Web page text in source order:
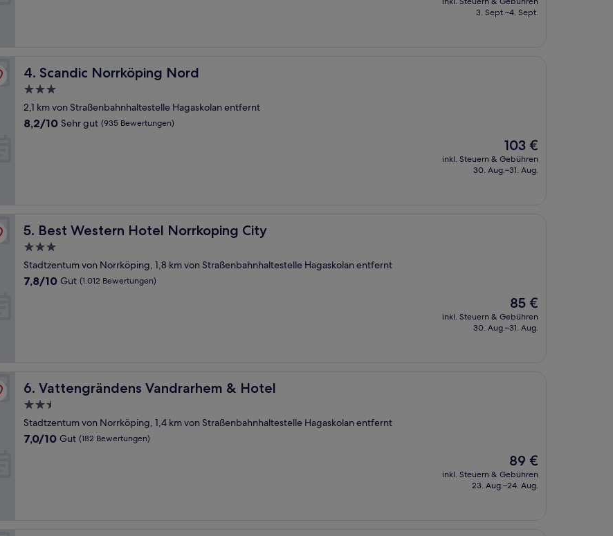
beträgt
3. Sept.–4. Sept.
4. Scandic Norrköping Nord
Scandic Norrköping Nord
3.0-
Sterne-
Unterkunft
2,1 km von Straßenbahnhaltestelle Hagaskolan entfernt
8.2
8,2/10 Sehr gut (935 Bewertungen)
Der
Preis
beträgt
103 €
inkl. Steuern & Gebühren
30. Aug.–31. Aug.
5. Best Western Hotel Norrkoping City
Best Western Hotel Norrkoping City
3.0-
Sterne-
Unterkunft
Stadtzentum von Norrköping, 1,8 km von Straßenbahnhaltestelle Hagaskolan entfernt
7.8
7,8/10 Gut (1.012 Bewertungen)
Der
Preis
beträgt
85 €
inkl. Steuern & Gebühren
30. Aug.–31. Aug.
6. Vattengrändens Vandrarhem & Hotel
Vattengrändens Vandrarhem & Hotel
2.5-
Sterne-
Unterkunft
Stadtzentum von Norrköping, 1,4 km von Straßenbahnhaltestelle Hagaskolan entfernt
7.0
7,0/10 Gut (182 Bewertungen)
Der
Preis
beträgt
89 €
inkl. Steuern & Gebühren
23. Aug.–24. Aug.